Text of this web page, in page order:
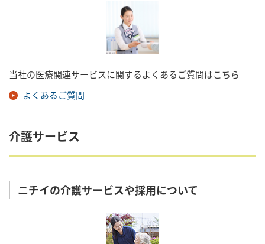
当社の医療関連サービスに関するよくあるご質問はこちら
よくあるご質問
介護サービス
ニチイの介護サービスや採用について